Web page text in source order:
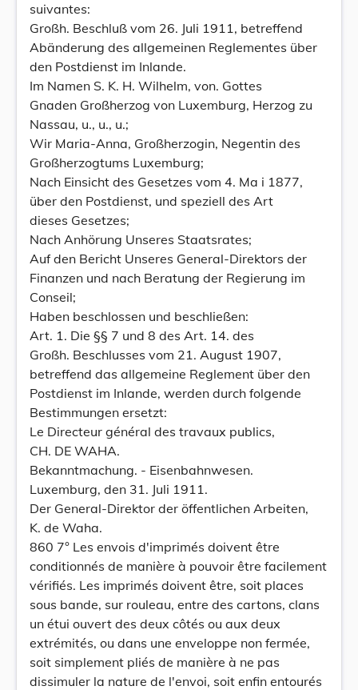
suivantes:
Großh. Beschluß vom 26. Juli 1911, betreffend
Abänderung des allgemeinen Reglementes über
den Postdienst im Inlande.
Im Namen S. K. H. Wilhelm, von. Gottes
Gnaden Großherzog von Luxemburg, Herzog zu
Nassau, u., u., u.;
Wir Maria-Anna, Großherzogin, Negentin des
Großherzogtums Luxemburg;
Nach Einsicht des Gesetzes vom 4. Ma i 1877,
über den Postdienst, und speziell des Art
dieses Gesetzes;
Nach Anhörung Unseres Staatsrates;
Auf den Bericht Unseres General-Direktors der
Finanzen und nach Beratung der Regierung im
Conseil;
Haben beschlossen und beschließen:
Art. 1. Die §§ 7 und 8 des Art. 14. des
Großh. Beschlusses vom 21. August 1907,
betreffend das allgemeine Reglement über den
Postdienst im Inlande, werden durch folgende
Bestimmungen ersetzt:
Le Directeur général des travaux publics,
CH. DE WAHA.
Bekanntmachung. - Eisenbahnwesen.
Luxemburg, den 31. Juli 1911.
Der General-Direktor der öffentlichen Arbeiten,
K. de Waha.
860 7° Les envois d'imprimés doivent être
conditionnés de manière à pouvoir être facilement
vérifiés. Les imprimés doivent être, soit places
sous bande, sur rouleau, entre des cartons, clans
un étui ouvert des deux côtés ou aux deux
extrémités, ou dans une enveloppe non fermée,
soit simplement pliés de manière à ne pas
dissimuler la nature de l'envoi, soit enfin entourés